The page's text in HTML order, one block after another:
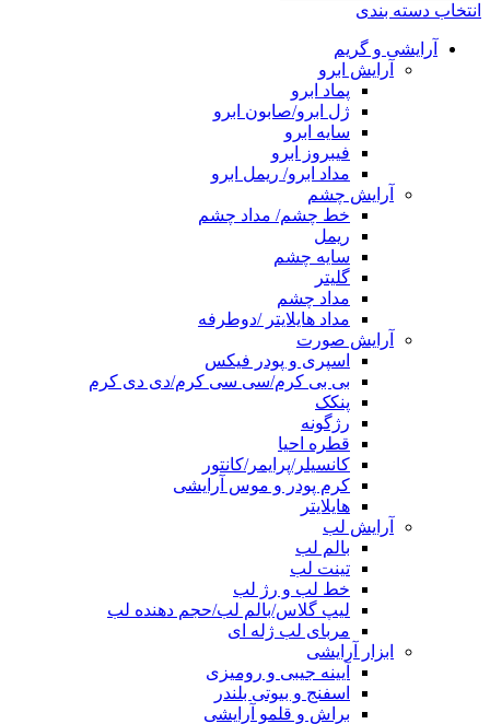
انتخاب دسته بندی
آرایشی و گریم
آرایش ابرو
پماد ابرو
ژل ابرو/صابون ابرو
سایه ابرو
فیبروز ابرو
مداد ابرو/ ریمل ابرو
آرایش چشم
خط چشم/ مداد چشم
ریمل
سایه چشم
گلیتر
مداد چشم
مداد هایلایتر /دوطرفه
آرایش صورت
اسپری و پودر فیکس
بی بی کرم/سی سی کرم/دی دی کرم
پنکک
رژگونه
قطره احیا
کانسیلر/پرایمر/کانتور
کرم پودر و موس آرایشی
هایلایتر
آرایش لب
بالم لب
تینت لب
خط لب و رژ لب
لیپ گلاس/بالم لب/حجم دهنده لب
مربای لب ژله ای
ابزار آرایشی
آیینه جیبی و رومیزی
اسفنج و بیوتی بلندر
براش و قلمو آرایشی